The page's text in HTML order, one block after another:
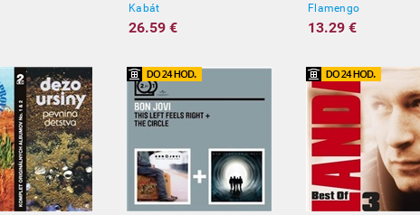
Kabát
26.59 €
Flamengo
13.29 €